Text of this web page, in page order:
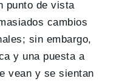
punto de vista
cambios
sin embargo,
y una puesta a
vean y se sientan